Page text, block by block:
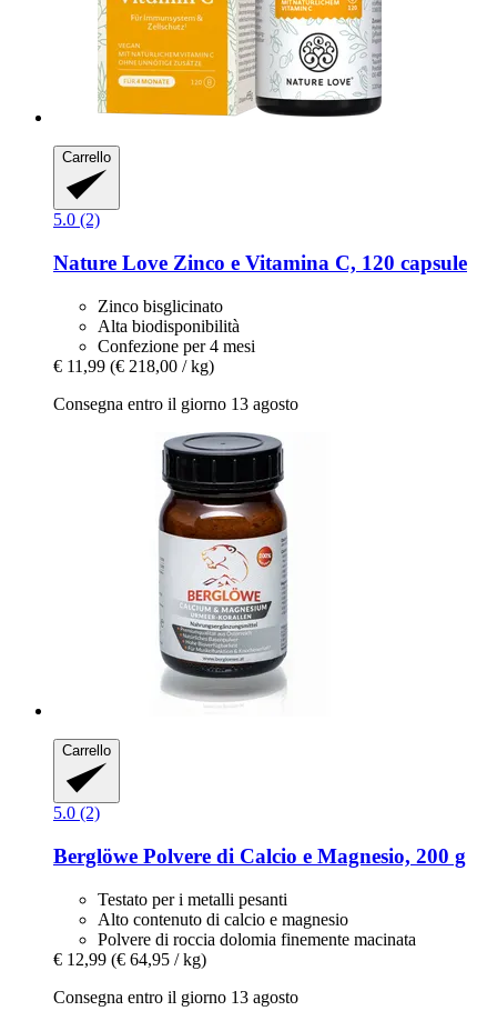
Carrello
5.0 (2)
Nature Love Zinco e Vitamina C, 120 capsule
Zinco bisglicinato
Alta biodisponibilità
Confezione per 4 mesi
€ 11,99 (€ 218,00 / kg)
Consegna entro il giorno 13 agosto
Carrello
5.0 (2)
Berglöwe Polvere di Calcio e Magnesio, 200 g
Testato per i metalli pesanti
Alto contenuto di calcio e magnesio
Polvere di roccia dolomia finemente macinata
€ 12,99 (€ 64,95 / kg)
Consegna entro il giorno 13 agosto